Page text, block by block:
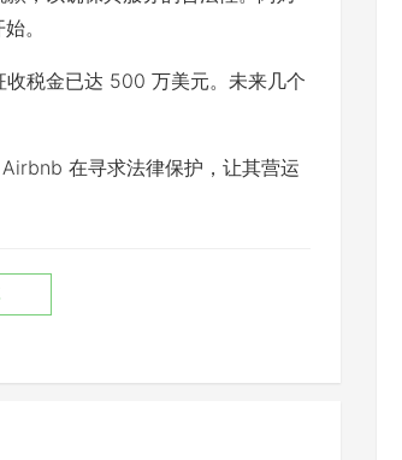
。
税金已达 500 万美元。未来几个
在寻求法律保护，让其营运